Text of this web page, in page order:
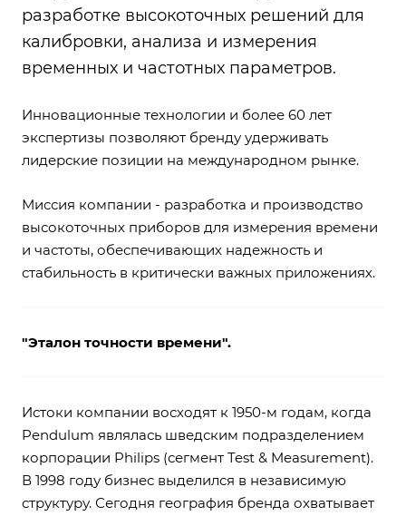
разработке высокоточных решений для
калибровки, анализа и измерения
временных и частотных параметров.
Инновационные технологии и более 60 лет
экспертизы позволяют бренду удерживать
лидерские позиции на международном рынке.
Миссия компании - разработка и производство
высокоточных приборов для измерения времени
и частоты, обеспечивающих надежность и
стабильность в критически важных приложениях.
"Эталон точности времени".
Истоки компании восходят к 1950-м годам, когда
Pendulum являлась шведским подразделением
корпорации Philips (сегмент Test & Measurement).
В 1998 году бизнес выделился в независимую
структуру. Сегодня география бренда охватывает